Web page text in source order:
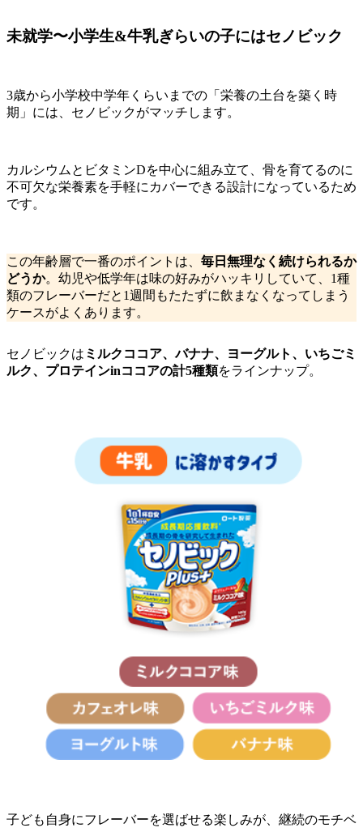
未就学〜小学生&牛乳ぎらいの子にはセノビック
3歳から小学校中学年くらいまでの「栄養の土台を築く時
期」には、セノビックがマッチします。
カルシウムとビタミンDを中心に組み立て、骨を育てるのに
不可欠な栄養素を手軽にカバーできる設計になっているため
です。
この年齢層で一番のポイントは、 毎日無理なく続けられるか
どうか。幼児や低学年は味の好みがハッキリしていて、1種
類のフレーバーだと1週間もたたずに飲まなくなってしまう
ケースがよくあります。
セノビックは ミルクココア、バナナ、ヨーグルト、いちごミ
ルク、プロテインinココアの計5種類をラインナップ。
子ども自身にフレーバーを選ばせる楽しみが、継続のモチベ